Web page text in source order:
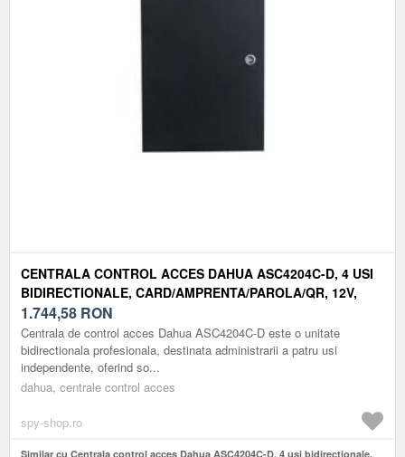
CENTRALA CONTROL ACCES DAHUA ASC4204C-D, 4 USI
BIDIRECTIONALE, CARD/AMPRENTA/PAROLA/QR, 12V,
CARCASA METALICA
1.744,58 RON
Centrala de control acces Dahua ASC4204C-D este o unitate
bidirectionala profesionala, destinata administrarii a patru usi
independente, oferind so...
dahua, centrale control acces
spy-shop.ro
Similar cu Centrala control acces Dahua ASC4204C-D, 4 usi bidirectionale,